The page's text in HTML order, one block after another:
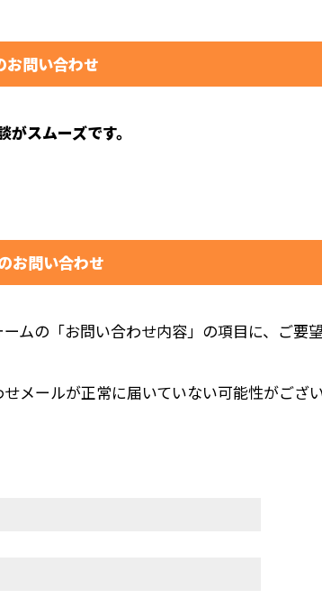
お問い合わせ
スムーズです。
お問い合わせ
ムの「お問い合わせ内容」の項目に、ご要
メールが正常に届いていない可能性がござい